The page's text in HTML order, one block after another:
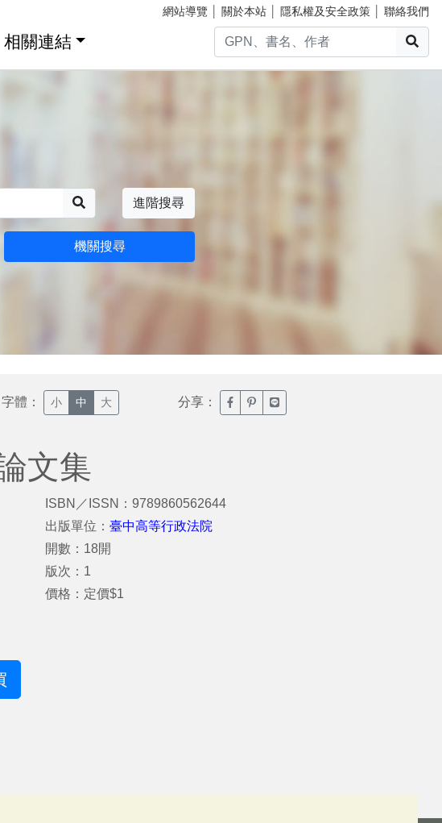
網站導覽 關於本站 隱私權及安全政策 聯絡我們
相關連結
進階搜尋
機關搜尋
字體： 小 中 大 分享： 臉書分享(另開新視窗)
噗浪分享(另開新視窗)
Line分享(另開新視窗)
文集
ISBN／ISSN：9789860562644
出版單位：臺中高等行政法院
開數：18開
版次：1
價格：定價$1